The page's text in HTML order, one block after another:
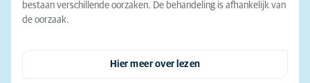
bestaan verschillende oorzaken. De behandeling is afhankelijk van
de oorzaak.
Hier meer over lezen